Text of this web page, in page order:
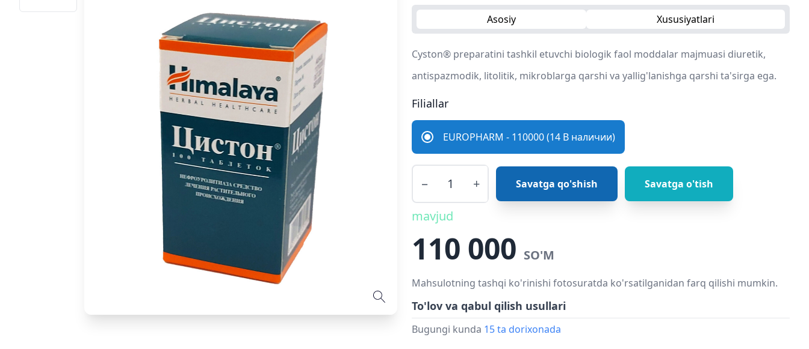
Asosiy Xususiyatlari
Cyston® preparatini tashkil etuvchi biologik faol moddalar majmuasi diuretik,
antispazmodik, litolitik, mikroblarga qarshi va yallig'lanishga qarshi ta'sirga ega.
Filiallar
EUROPHARM - 110000 (14 В наличии)
− + Savatga qo'shish Savatga o'tish
mavjud
110 000 SO'M
Mahsulotning tashqi ko'rinishi fotosuratda ko'rsatilganidan farq qilishi mumkin.
To'lov va qabul qilish usullari
Bugungi kunda 15 ta dorixonada